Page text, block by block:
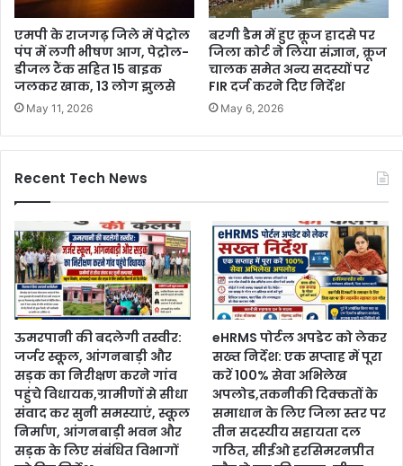
एमपी के राजगढ़ जिले में पेट्रोल
पंप में लगी भीषण आग, पेट्रोल-
डीजल टैंक सहित 15 बाइक
जलकर खाक, 13 लोग झुलसे
May 11, 2026
बरगी डैम में हुए क्रूज हादसे पर
जिला कोर्ट ने लिया संज्ञान, क्रूज
चालक समेत अन्य सदस्यों पर
FIR दर्ज करने दिए निर्देश
May 6, 2026
Recent Tech News
ऊमरपानी की बदलेगी तस्वीर:
जर्जर स्कूल, आंगनबाड़ी और
सड़क का निरीक्षण करने गांव
पहुंचे विधायक,ग्रामीणों से सीधा
संवाद कर सुनी समस्याएं, स्कूल
निर्माण, आंगनबाड़ी भवन और
सड़क के लिए संबंधित विभागों
eHRMS पोर्टल अपडेट को लेकर
सख्त निर्देश: एक सप्ताह में पूरा
करें 100% सेवा अभिलेख
अपलोड,तकनीकी दिक्कतों के
समाधान के लिए जिला स्तर पर
तीन सदस्यीय सहायता दल
गठित, सीईओ हरसिमरनप्रीत